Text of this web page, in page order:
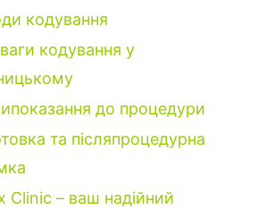
кодування
кодування у
до процедури
та післяпроцедурна
Clinic – ваш надійний